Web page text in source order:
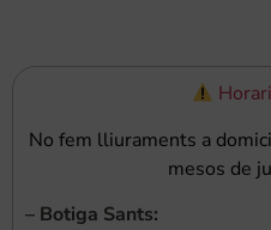
No fem lliuraments a
mesos de
– Botiga Sants: